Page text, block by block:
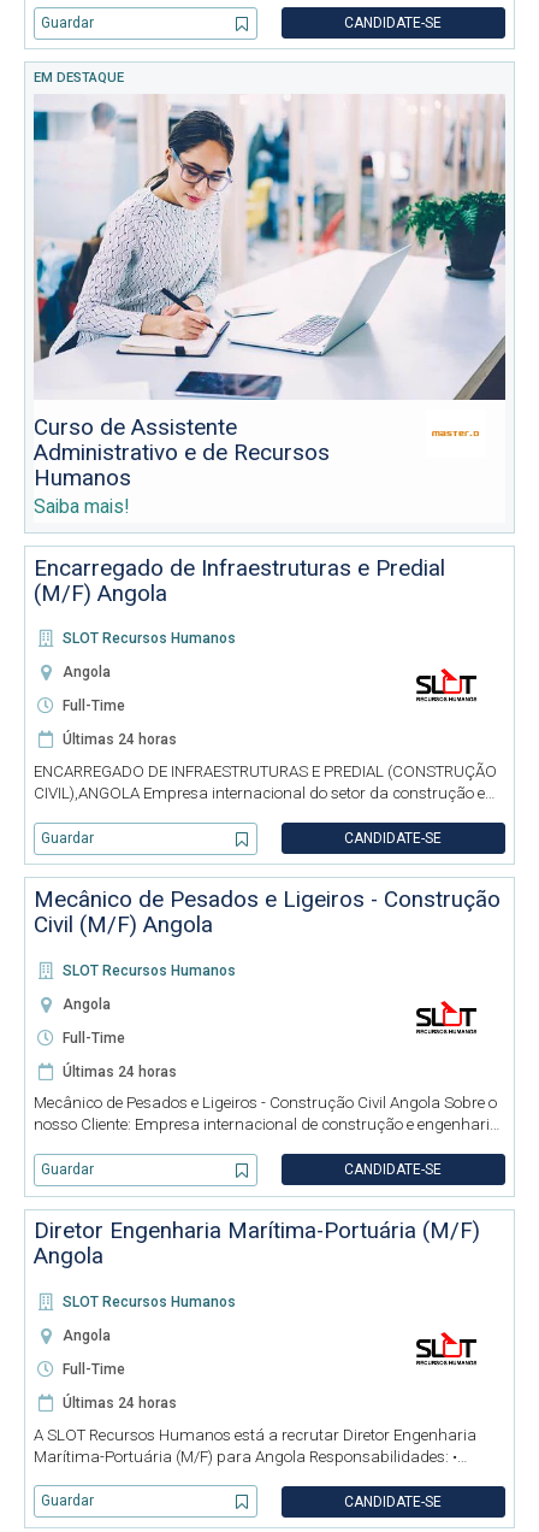
estratégicas com clientes, acompanhar projetos e concursos futu
Guardar CANDIDATE-SE
EM DESTAQUE
Curso de Assistente
Administrativo e de Recursos
Humanos
Saiba mais!
Encarregado de Infraestruturas e Predial
(M/F) Angola
SLOT Recursos Humanos
Angola
Full-Time
Últimas 24 horas
ENCARREGADO DE INFRAESTRUTURAS E PREDIAL (CONSTRUÇÃO
CIVIL),ANGOLA Empresa internacional do setor da construção e
desenvolvimento de projetos de infraestruturas e edifícios,
destacando-se pela qu
Guardar CANDIDATE-SE
Mecânico de Pesados e Ligeiros - Construção
Civil (M/F) Angola
SLOT Recursos Humanos
Angola
Full-Time
Últimas 24 horas
Mecânico de Pesados e Ligeiros - Construção Civil Angola Sobre o
nosso Cliente: Empresa internacional de construção e engenharia,
projetos de infraestruturas e edifícios, destacando-se pel
Guardar CANDIDATE-SE
Diretor Engenharia Marítima-Portuária (M/F)
Angola
SLOT Recursos Humanos
Angola
Full-Time
Últimas 24 horas
A SLOT Recursos Humanos está a recrutar Diretor Engenharia
Marítima-Portuária (M/F) para Angola Responsabilidades: •
estratégia de desenvolvimento do Departamento de Engenharia
Marítimo-Por
Guardar CANDIDATE-SE